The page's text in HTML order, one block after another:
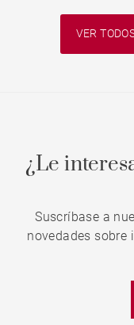
VER
¿Le
Suscríbase a
novedades sobre